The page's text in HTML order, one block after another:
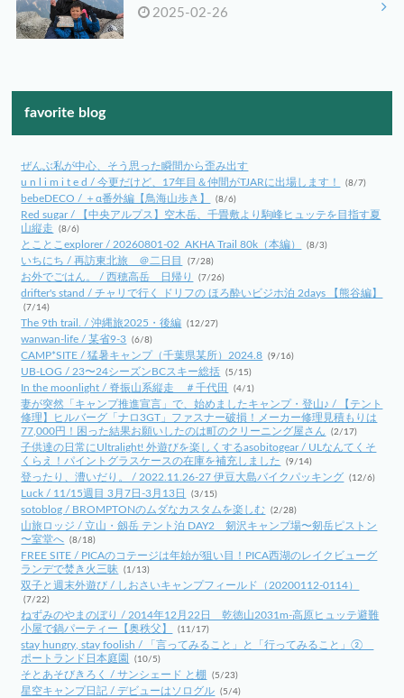
2025-02-26
favorite blog
ぜんぶ私が中心、そう思った瞬間から歪み出す
u n l i m i t e d / 今更だけど、17年目＆仲間がTJARに出場します！
(8/7)
bebeDECO / ＋α番外編【鳥海山歩き】 (8/6)
Red sugar / 【中央アルプス】空木岳、千畳敷より駒峰ヒュッテを目指す夏
山縦走
(8/6)
とことこexplorer / 20260801-02_AKHA Trail 80k（本編） (8/3)
いちにち / 再訪東北旅 ＠二日目 (7/28)
お外でごはん。 / 西穂高岳 日帰り (7/26)
drifter's stand / チャリで行く ドリフの ほろ酔いビジホ泊 2days 【熊谷編】
(7/14)
The 9th trail. / 沖縄旅2025・後編 (12/27)
wanwan-life / 某省9-3 (6/8)
CAMP*SITE / 猛暑キャンプ（千葉県某所）2024.8 (9/16)
UB-LOG / 23〜24シーズンBCスキー総括 (5/15)
In the moonlight / 脊振山系縦走 ＃千代田 (4/1)
妻が突然「キャンプ推進宣言」で、始めましたキャンプ・登山♪ / 【テント
修理】ヒルバーグ「ナロ3GT」ファスナー破損！メーカー修理見積もりは
77,000円！困った結果お願いしたのは町のクリーニング屋さん
(2/17)
子供達の日常にUltralight! 外遊びを楽しくするasobitogear / ULなんてくそ
くらえ！パイントグラスケースの在庫を補充しました
(9/14)
登ったり、漕いだり。 / 2022.11.26-27 伊豆大島バイクパッキング (12/6)
Luck / 11/15週目 3月7日-3月13日 (3/15)
sotoblog / BROMPTONのムダなカスタムを楽しむ (2/28)
山旅ロッジ / 立山・劔岳 テント泊 DAY2 剱沢キャンプ場〜剱岳ピストン
〜室堂へ (8/18)
FREE SITE / PICAのコテージは年始が狙い目！PICA西湖のレイクビューグ
ランデで焚き火三昧
(1/13)
双子と週末外遊び / しおさいキャンプフィールド（20200112-0114）
(7/22)
ねずみのやまのぼり / 2014年12月22日 乾徳山2031m-高原ヒュッテ避難
小屋で鍋パーティー【奥秩父】
(11/17)
stay hungry, stay foolish / 「言ってみること」と「行ってみること」②
ポートランド日本庭園
(10/5)
そとあそびきろく / サンシェード と棚 (5/23)
星空キャンプ日記 / デビューはソログル (5/4)